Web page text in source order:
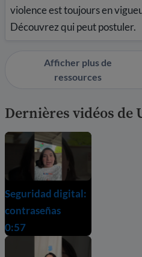
violence est toujours en
Découvrez qui peut postuler.
Afficher plus de
ressources
Dernières vidéos de
Seguridad digital:
contraseñas
0:57